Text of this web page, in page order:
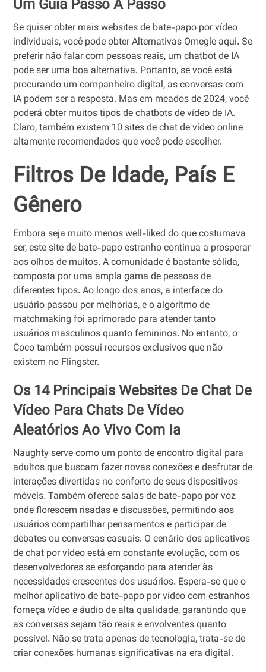
Um Guia Passo A Passo
Se quiser obter mais websites de bate-papo por vídeo
individuais, você pode obter Alternativas Omegle aqui. Se
preferir não falar com pessoas reais, um chatbot de IA
pode ser uma boa alternativa. Portanto, se você está
procurando um companheiro digital, as conversas com
IA podem ser a resposta. Mas em meados de 2024, você
poderá obter muitos tipos de chatbots de vídeo de IA.
Claro, também existem 10 sites de chat de vídeo online
altamente recomendados que você pode escolher.
Filtros De Idade, País E
Gênero
Embora seja muito menos well-liked do que costumava
ser, este site de bate-papo estranho continua a prosperar
aos olhos de muitos. A comunidade é bastante sólida,
composta por uma ampla gama de pessoas de
diferentes tipos. Ao longo dos anos, a interface do
usuário passou por melhorias, e o algoritmo de
matchmaking foi aprimorado para atender tanto
usuários masculinos quanto femininos. No entanto, o
Coco também possui recursos exclusivos que não
existem no Flingster.
Os 14 Principais Websites De Chat De
Vídeo Para Chats De Vídeo
Aleatórios Ao Vivo Com Ia
Naughty serve como um ponto de encontro digital para
adultos que buscam fazer novas conexões e desfrutar de
interações divertidas no conforto de seus dispositivos
móveis. Também oferece salas de bate-papo por voz
onde florescem risadas e discussões, permitindo aos
usuários compartilhar pensamentos e participar de
debates ou conversas casuais. O cenário dos aplicativos
de chat por vídeo está em constante evolução, com os
desenvolvedores se esforçando para atender às
necessidades crescentes dos usuários. Espera-se que o
melhor aplicativo de bate-papo por vídeo com estranhos
forneça vídeo e áudio de alta qualidade, garantindo que
as conversas sejam tão reais e envolventes quanto
possível. Não se trata apenas de tecnologia, trata-se de
criar conexões humanas significativas na era digital.